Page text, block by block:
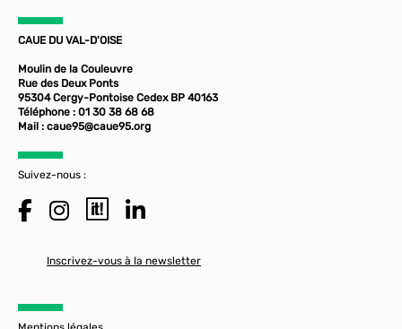
CAUE DU VAL-D'OISE
Moulin de la Couleuvre
Rue des Deux Ponts
95304 Cergy-Pontoise Cedex BP 40163
Téléphone : 01 30 38 68 68
Mail : caue95@caue95.org
Suivez-nous :
Inscrivez-vous à la newsletter